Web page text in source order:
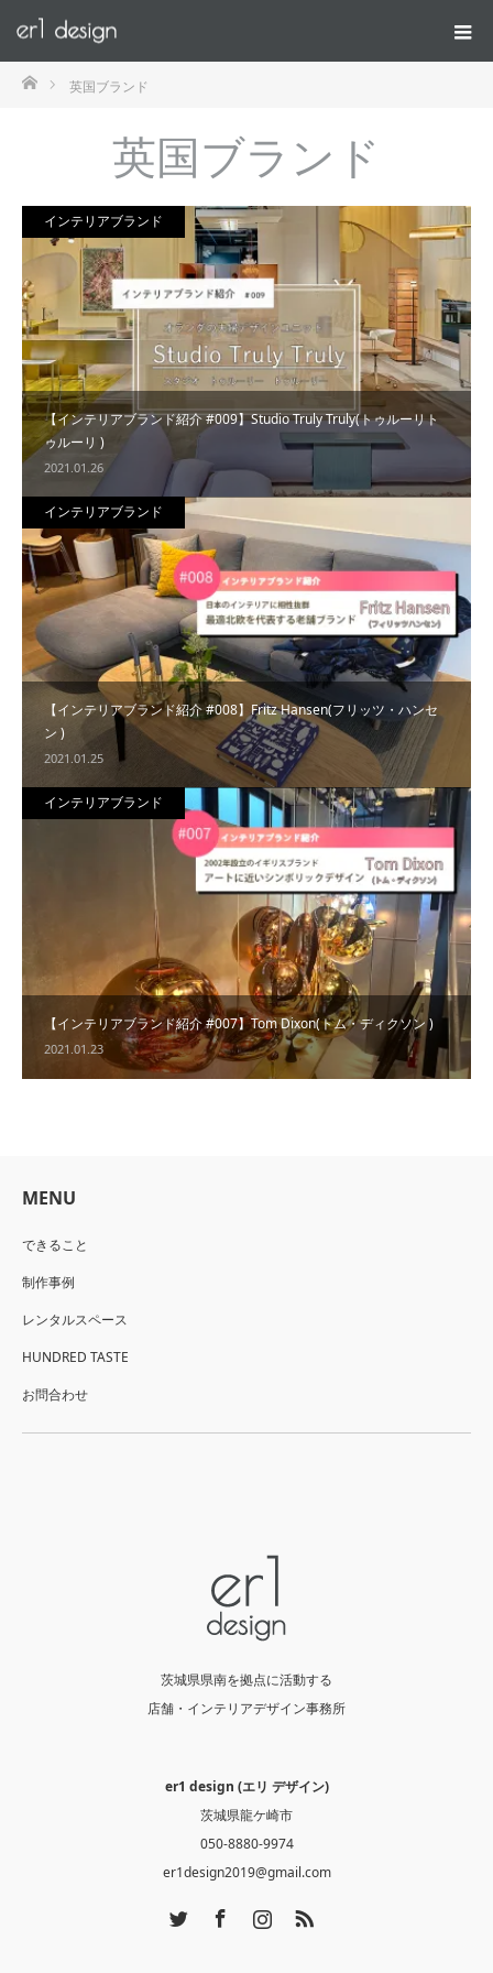
ホーム英国ブランド
英国ブランド
【インテリアブランド紹介 #009】Studio Truly Truly(トゥルーリト
ゥルーリ )
2021.01.26
インテリアブランド
【インテリアブランド紹介 #008】Fritz Hansen(フリッツ・ハンセ
ン )
2021.01.25
インテリアブランド
【インテリアブランド紹介 #007】Tom Dixon(トム・ディクソン )
2021.01.23
インテリアブランド
MENU
できること
制作事例
レンタルスペース
HUNDRED TASTE
お問合わせ
茨城県県南を拠点に活動する
店舗・インテリアデザイン事務所
er1 design (エリ デザイン)
茨城県龍ケ崎市
050-8880-9974
er1design2019@gmail.com